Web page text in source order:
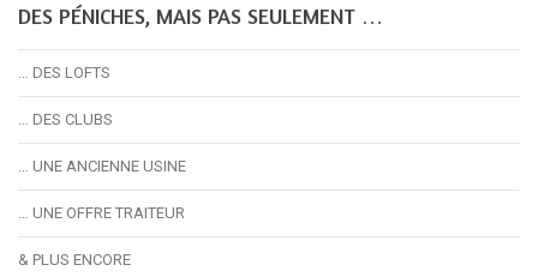
DES PÉNICHES, MAIS PAS SEULEMENT …
… DES LOFTS
… DES CLUBS
… UNE ANCIENNE USINE
… UNE OFFRE TRAITEUR
& PLUS ENCORE